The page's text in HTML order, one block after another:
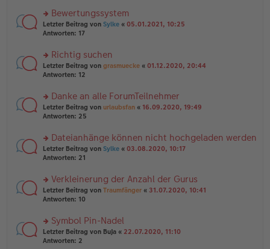
tr
a
g
e
n
er
tr
a
g
n
g
el
e
n
er
tr
a
g
rs
te
n
g
el
e
n
er
tr
a
g
Bewertungssystem
Letzter Beitrag von Sylke « 05.01.2021, 10:25
Antworten: 17
rs
te
n
g
el
e
n
er
tr
a
g
Richtig suchen
Letzter Beitrag von grasmuecke « 01.12.2020, 20:44
Antworten: 12
rs
te
n
g
el
e
n
er
tr
a
g
Danke an alle ForumTeilnehmer
Letzter Beitrag von urlaubsfan « 16.09.2020, 19:49
Antworten: 25
rs
te
n
g
el
e
n
er
Dateianhänge können nicht hochgeladen werden
Letzter Beitrag von Sylke « 03.08.2020, 10:17
Antworten: 21
rs
te
n
g
el
Verkleinerung der Anzahl der Gurus
Letzter Beitrag von Traumfänger « 31.07.2020, 10:41
Antworten: 10
rs
te
Symbol Pin-Nadel
Letzter Beitrag von BuJa « 22.07.2020, 11:10
Antworten: 2